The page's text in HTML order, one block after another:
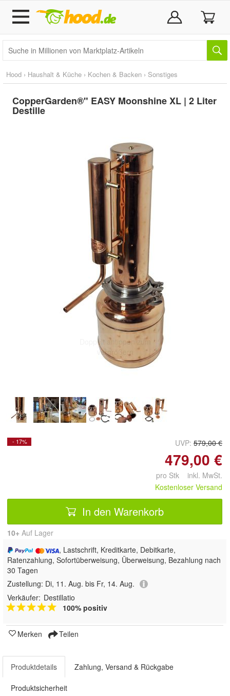
Hood › Haushalt & Küche › Kochen & Backen › Sonstiges
CopperGarden®" EASY Moonshine XL | 2 Liter
Destille
Doppelt antippen zum
vergrößern
- 17% UVP: 579,00 €
479,00 €
pro Stk inkl. MwSt.
Kostenloser Versand
In den Warenkorb
10+ Auf Lager
, Lastschrift, Kreditkarte, Debitkarte,
Ratenzahlung, Sofortüberweisung, Überweisung, Bezahlung nach
30 Tagen
Zustellung: Di, 11. Aug. bis Fr, 14. Aug.
Verkäufer: Destillatio
100% positiv
Merken Teilen
Produktdetails Zahlung, Versand & Rückgabe
Produktsicherheit